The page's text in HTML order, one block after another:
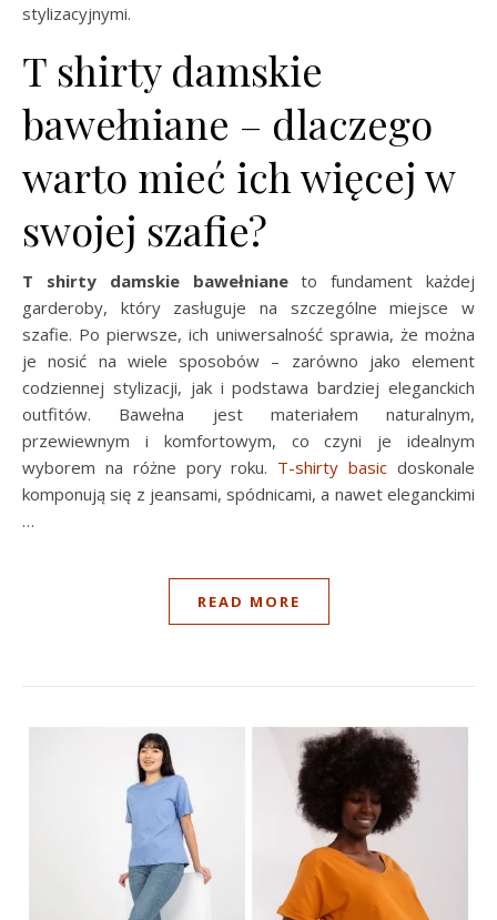
stylizacyjnymi.
T shirty damskie
bawełniane – dlaczego
warto mieć ich więcej w
swojej szafie?
T shirty damskie bawełnianeto fundament każdej
garderoby, który zasługuje na szczególne miejsce w
szafie. Po pierwsze, ich uniwersalność sprawia, że można
je nosić na wiele sposobów – zarówno jako element
codziennej stylizacji, jak i podstawa bardziej eleganckich
outfitów. Bawełna jest materiałem naturalnym,
przewiewnym i komfortowym, co czyni je idealnym
wyborem na różne pory roku. T-shirty basic doskonale
komponują się z jeansami, spódnicami, a nawet eleganckimi
…
READ MORE